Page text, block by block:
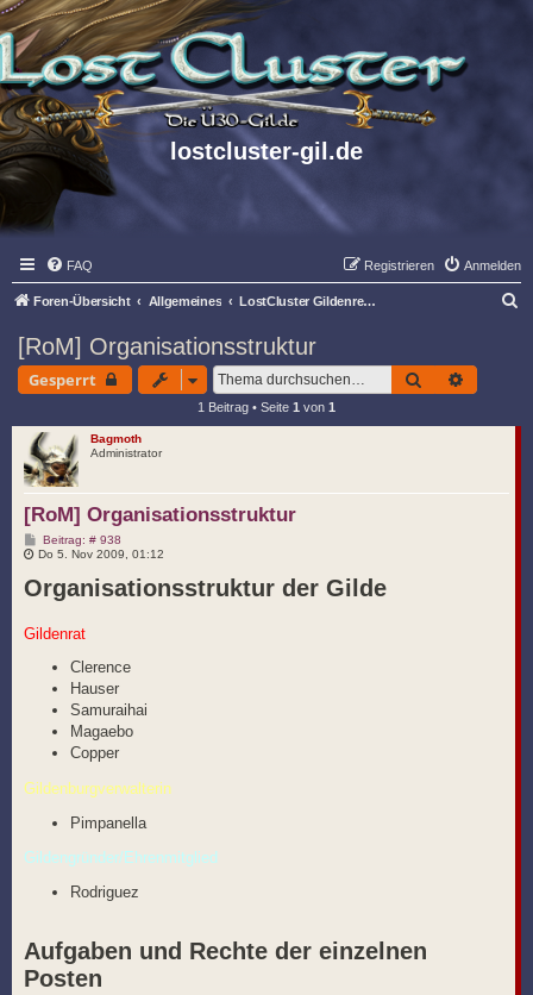
lostcluster-gil.de
FAQ Anmelden
Registrieren
Foren-Übersicht Allgemeines LostCluster Gildenregeln & Organisationsstruktur
[RoM] Organisationsstruktur
Gesperrt Suche
1 Beitrag • Seite 1 von 1
Bagmoth
Administrator
[RoM] Organisationsstruktur
Beitrag: # 938B
e
t
r
Do 5. Nov 2009, 01:12
Organisationsstruktur der Gilde
Gildenrat
Clerence
Hauser
Samuraihai
Magaebo
Copper
Gildenburgverwalterin
Pimpanella
Gildengründer/Ehrenmitglied
Rodriguez
Aufgaben und Rechte der einzelnen
Posten